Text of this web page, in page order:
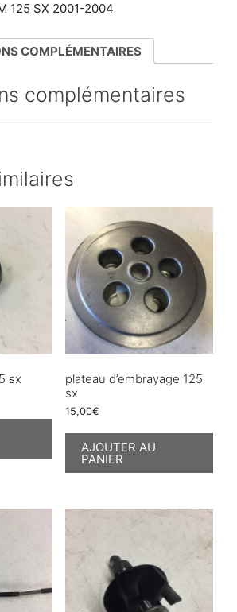
125 SX 2001-2004
COMPLÉMENTAIRES
complémentaires
sx
plateau d’embrayage 125
sx
15,00€
AJOUTER AU
PANIER